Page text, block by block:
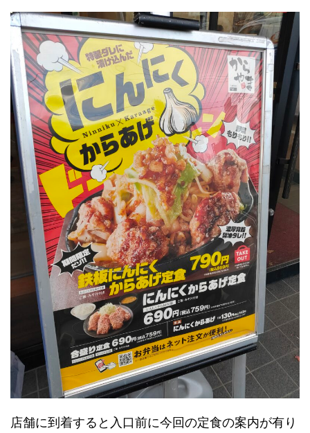
店舗に到着すると入口前に今回の定食の案内が有り